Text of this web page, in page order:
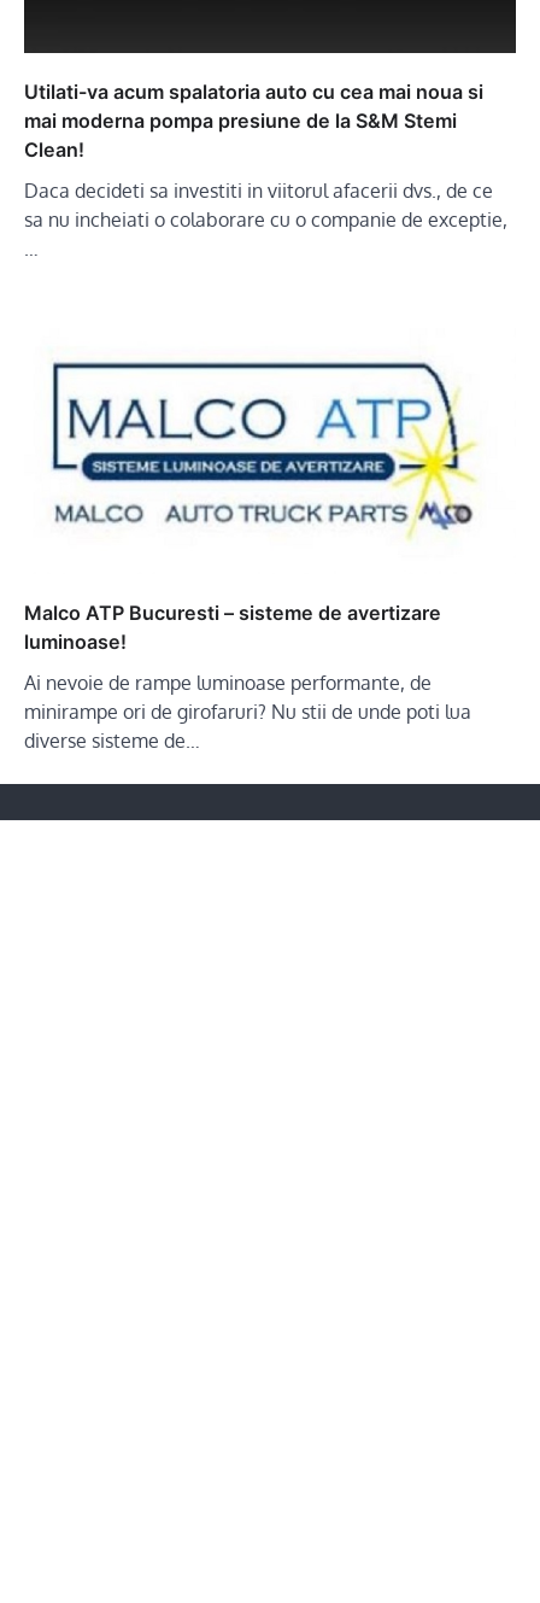
Utilati-va acum spalatoria auto cu cea mai noua si
mai moderna pompa presiune de la S&M Stemi
Clean!
Daca decideti sa investiti in viitorul afacerii dvs., de ce
sa nu incheiati o colaborare cu o companie de exceptie,
…
Malco ATP Bucuresti – sisteme de avertizare
luminoase!
Ai nevoie de rampe luminoase performante, de
minirampe ori de girofaruri? Nu stii de unde poti lua
diverse sisteme de…